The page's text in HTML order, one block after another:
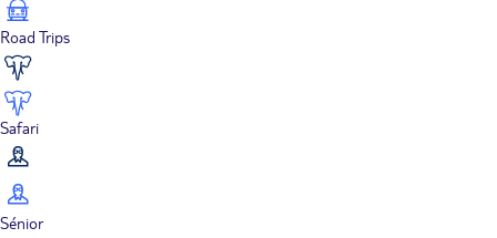
Road Trips
Safari
Sénior